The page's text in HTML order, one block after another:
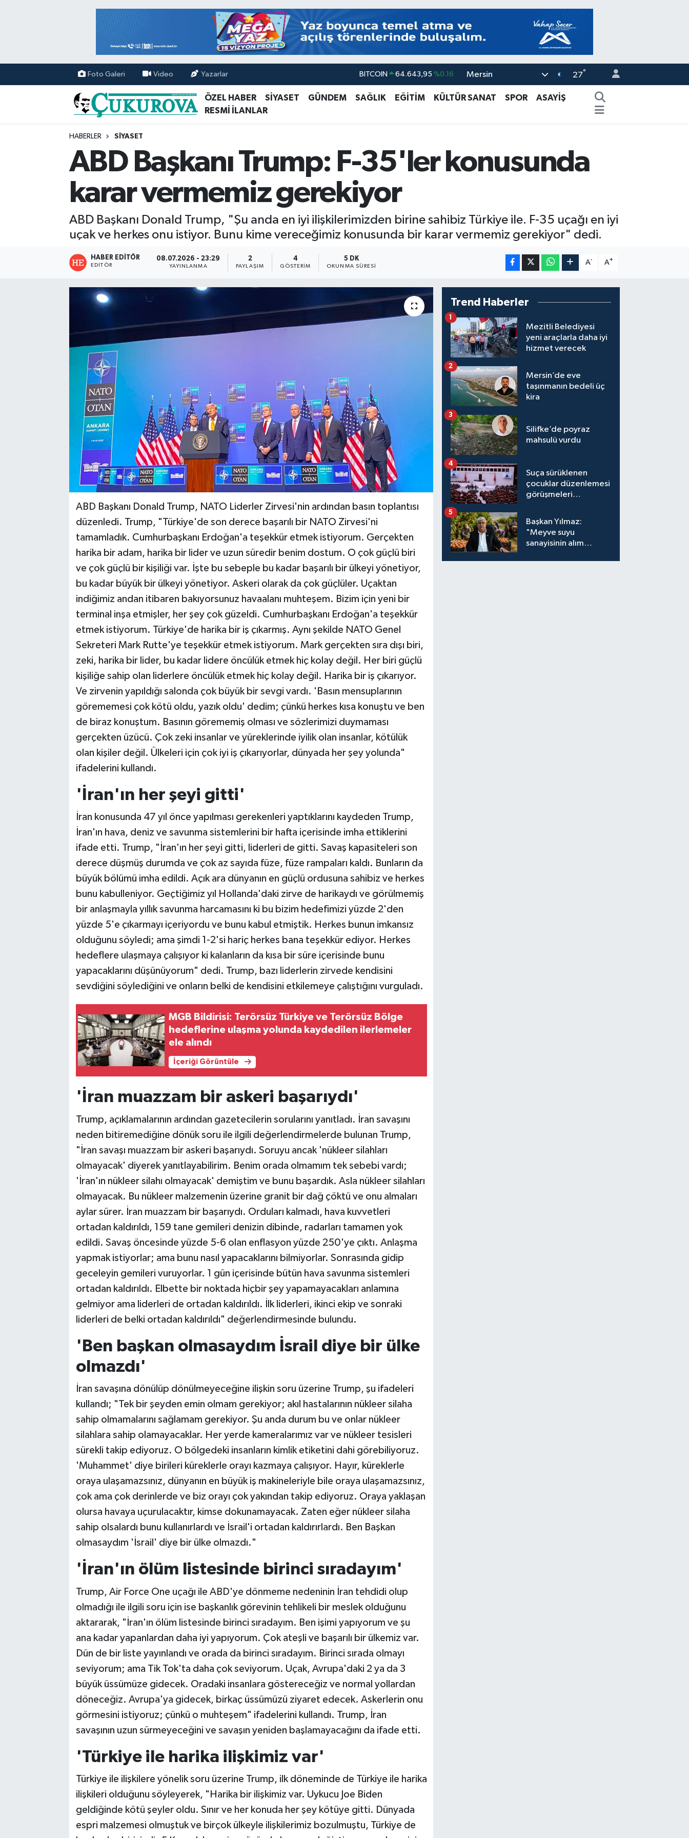
Foto Galeri Video Yazarlar DOLAR 47,6704 %0
EURO 55,0406 %-0.08
BITCOIN 64.643,95 %0.16
Mersin 27°
ÖZEL HABER SİYASET GÜNDEM SAĞLIK EĞİTİM KÜLTÜR SANAT SPOR
ASAYİŞ
RESMİ İLANLAR
HABERLER SİYASET
ABD Başkanı Trump: F-35'ler konusunda
karar vermemiz gerekiyor
ABD Başkanı Donald Trump, "Şu anda en iyi ilişkilerimizden birine sahibiz Türkiye ile. F-35 uçağı en iyi
uçak ve herkes onu istiyor. Bunu kime vereceğimiz konusunda bir karar vermemiz gerekiyor" dedi.
HABER EDITÖR
EDITÖR
08.07.2026 - 23:29
YAYINLANMA
2
PAYLAŞIM
4
GÖSTERIM
5 DK
OKUNMA SÜRESI
A- A+
ABD Başkanı Donald Trump, NATO Liderler Zirvesi'nin ardından basın toplantısı
düzenledi. Trump, "Türkiye'de son derece başarılı bir NATO Zirvesi'ni
tamamladık. Cumhurbaşkanı Erdoğan'a teşekkür etmek istiyorum. Gerçekten
harika bir adam, harika bir lider ve uzun süredir benim dostum. O çok güçlü biri
ve çok güçlü bir kişiliği var. İşte bu sebeple bu kadar başarılı bir ülkeyi yönetiyor,
bu kadar büyük bir ülkeyi yönetiyor. Askeri olarak da çok güçlüler. Uçaktan
indiğimiz andan itibaren bakıyorsunuz havaalanı muhteşem. Bizim için yeni bir
terminal inşa etmişler, her şey çok güzeldi. Cumhurbaşkanı Erdoğan'a teşekkür
etmek istiyorum. Türkiye'de harika bir iş çıkarmış. Aynı şekilde NATO Genel
Sekreteri Mark Rutte'ye teşekkür etmek istiyorum. Mark gerçekten sıra dışı biri,
zeki, harika bir lider, bu kadar lidere öncülük etmek hiç kolay değil. Her biri güçlü
kişiliğe sahip olan liderlere öncülük etmek hiç kolay değil. Harika bir iş çıkarıyor.
Ve zirvenin yapıldığı salonda çok büyük bir sevgi vardı. 'Basın mensuplarının
görememesi çok kötü oldu, yazık oldu' dedim; çünkü herkes kısa konuştu ve ben
de biraz konuştum. Basının görememiş olması ve sözlerimizi duymaması
gerçekten üzücü. Çok zeki insanlar ve yüreklerinde iyilik olan insanlar, kötülük
olan kişiler değil. Ülkeleri için çok iyi iş çıkarıyorlar, dünyada her şey yolunda"
ifadelerini kullandı.
'İran'ın her şeyi gitti'
İran konusunda 47 yıl önce yapılması gerekenleri yaptıklarını kaydeden Trump,
İran'ın hava, deniz ve savunma sistemlerini bir hafta içerisinde imha ettiklerini
ifade etti. Trump, "İran'ın her şeyi gitti, liderleri de gitti. Savaş kapasiteleri son
derece düşmüş durumda ve çok az sayıda füze, füze rampaları kaldı. Bunların da
büyük bölümü imha edildi. Açık ara dünyanın en güçlü ordusuna sahibiz ve herkes
bunu kabulleniyor. Geçtiğimiz yıl Hollanda'daki zirve de harikaydı ve görülmemiş
bir anlaşmayla yıllık savunma harcamasını ki bu bizim hedefimizi yüzde 2'den
yüzde 5'e çıkarmayı içeriyordu ve bunu kabul etmiştik. Herkes bunun imkansız
olduğunu söyledi; ama şimdi 1-2'si hariç herkes bana teşekkür ediyor. Herkes
hedeflere ulaşmaya çalışıyor ki kalanların da kısa bir süre içerisinde bunu
yapacaklarını düşünüyorum" dedi. Trump, bazı liderlerin zirvede kendisini
sevdiğini söylediğini ve onların belki de kendisini etkilemeye çalıştığını vurguladı.
MGB Bildirisi: Terörsüz Türkiye ve Terörsüz Bölge
hedeflerine ulaşma yolunda kaydedilen ilerlemeler
ele alındı
İçeriği Görüntüle
'İran muazzam bir askeri başarıydı'
Trump, açıklamalarının ardından gazetecilerin sorularını yanıtladı. İran savaşını
neden bitiremediğine dönük soru ile ilgili değerlendirmelerde bulunan Trump,
"İran savaşı muazzam bir askeri başarıydı. Soruyu ancak 'nükleer silahları
olmayacak' diyerek yanıtlayabilirim. Benim orada olmamım tek sebebi vardı;
'İran'ın nükleer silahı olmayacak' demiştim ve bunu başardık. Asla nükleer silahları
olmayacak. Bu nükleer malzemenin üzerine granit bir dağ çöktü ve onu almaları
aylar sürer. İran muazzam bir başarıydı. Orduları kalmadı, hava kuvvetleri
ortadan kaldırıldı, 159 tane gemileri denizin dibinde, radarları tamamen yok
edildi. Savaş öncesinde yüzde 5-6 olan enflasyon yüzde 250'ye çıktı. Anlaşma
yapmak istiyorlar; ama bunu nasıl yapacaklarını bilmiyorlar. Sonrasında gidip
geceleyin gemileri vuruyorlar. 1 gün içerisinde bütün hava savunma sistemleri
ortadan kaldırıldı. Elbette bir noktada hiçbir şey yapamayacakları anlamına
gelmiyor ama liderleri de ortadan kaldırıldı. İlk liderleri, ikinci ekip ve sonraki
liderleri de belki ortadan kaldırıldı" değerlendirmesinde bulundu.
'Ben başkan olmasaydım İsrail diye bir ülke
olmazdı'
İran savaşına dönülüp dönülmeyeceğine ilişkin soru üzerine Trump, şu ifadeleri
kullandı; "Tek bir şeyden emin olmam gerekiyor; akıl hastalarının nükleer silaha
sahip olmamalarını sağlamam gerekiyor. Şu anda durum bu ve onlar nükleer
silahlara sahip olamayacaklar. Her yerde kameralarımız var ve nükleer tesisleri
sürekli takip ediyoruz. O bölgedeki insanların kimlik etiketini dahi görebiliyoruz.
'Muhammet' diye birileri küreklerle orayı kazmaya çalışıyor. Hayır, küreklerle
oraya ulaşamazsınız, dünyanın en büyük iş makineleriyle bile oraya ulaşamazsınız,
çok ama çok derinlerde ve biz orayı çok yakından takip ediyoruz. Oraya yaklaşan
olursa havaya uçurulacaktır, kimse dokunamayacak. Zaten eğer nükleer silaha
sahip olsalardı bunu kullanırlardı ve İsrail'i ortadan kaldırırlardı. Ben Başkan
olmasaydım 'İsrail' diye bir ülke olmazdı."
'İran'ın ölüm listesinde birinci sıradayım'
Trump, Air Force One uçağı ile ABD'ye dönmeme nedeninin İran tehdidi olup
olmadığı ile ilgili soru için ise başkanlık görevinin tehlikeli bir meslek olduğunu
aktararak, "İran'ın ölüm listesinde birinci sıradayım. Ben işimi yapıyorum ve şu
ana kadar yapanlardan daha iyi yapıyorum. Çok ateşli ve başarılı bir ülkemiz var.
Dün de bir liste yayınlandı ve orada da birinci sıradayım. Birinci sırada olmayı
seviyorum; ama Tik Tok'ta daha çok seviyorum. Uçak, Avrupa'daki 2 ya da 3
büyük üssümüze gidecek. Oradaki insanlara göstereceğiz ve normal yollardan
döneceğiz. Avrupa'ya gidecek, birkaç üssümüzü ziyaret edecek. Askerlerin onu
görmesini istiyoruz; çünkü o muhteşem" ifadelerini kullandı. Trump, İran
savaşının uzun sürmeyeceğini ve savaşın yeniden başlamayacağını da ifade etti.
'Türkiye ile harika ilişkimiz var'
Türkiye ile ilişkilere yönelik soru üzerine Trump, ilk döneminde de Türkiye ile harika
ilişkileri olduğunu söyleyerek, "Harika bir ilişkimiz var. Uykucu Joe Biden
geldiğinde kötü şeyler oldu. Sınır ve her konuda her şey kötüye gitti. Dünyada
espri malzemesi olmuştuk ve birçok ülkeyle ilişkilerimiz bozulmuştu, Türkiye de
Trend Haberler
Mezitli Belediyesi
yeni araçlarla daha iyi
hizmet verecek
1
Mersin’de eve
taşınmanın bedeli üç
kira
2
Silifke’de poyraz
mahsulü vurdu
3
Suça sürüklenen
çocuklar düzenlemesi
görüşmeleri
4
Başkan Yılmaz:
"Meyve suyu
sanayisinin alım
5
Mersin Nöbetçi Eczaneler
Mersin Hava Durumu
Mersin Namaz Vakitleri
Mersin Trafik Yoğunluk Haritası
Tüm Manşetler
Son Dakika Haberleri
Haber Arşivi